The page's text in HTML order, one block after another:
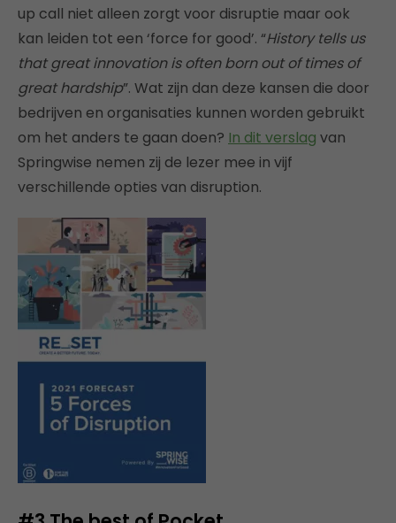
up call niet alleen zorgt voor disruptie maar ook
kan leiden tot een ‘force for good’. “History tells us
that great innovation is often born out of times of
great hardship”. Wat zijn dan deze kansen die door
bedrijven en organisaties kunnen worden gebruikt
om het anders te gaan doen? In dit verslag van
Springwise nemen zij de lezer mee in vijf
verschillende opties van disruption.